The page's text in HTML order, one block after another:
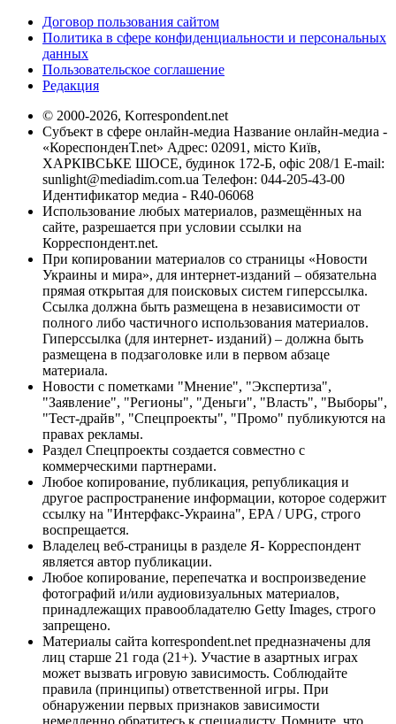
Договор пользования сайтом
Политика в сфере конфиденциальности и персональных
данных
Пользовательское соглашение
Редакция
© 2000-2026, Korrespondent.net
Субъект в сфере онлайн-медиа Название онлайн-медиа -
«КореспонденТ.net» Адрес: 02091, місто Київ,
ХАРКІВСЬКЕ ШОСЕ, будинок 172-Б, офіс 208/1 E-mail:
sunlight@mediadim.com.ua Телефон: 044-205-43-00
Идентификатор медиа - R40-06068
Использование любых материалов, размещённых на
сайте, разрешается при условии ссылки на
Корреспондент.net.
При копировании материалов со страницы «Новости
Украины и мира», для интернет-изданий – обязательна
прямая открытая для поисковых систем гиперссылка.
Ссылка должна быть размещена в независимости от
полного либо частичного использования материалов.
Гиперссылка (для интернет- изданий) – должна быть
размещена в подзаголовке или в первом абзаце
материала.
Новости с пометками "Мнение", "Экспертиза",
"Заявление", "Регионы", "Деньги", "Власть", "Выборы",
"Тест-драйв", "Спецпроекты", "Промо" публикуются на
правах рекламы.
Раздел Спецпроекты создается совместно с
коммерческими партнерами.
Любое копирование, публикация, републикация и
другое распространение информации, которое содержит
ссылку на "Интерфакс-Украина", EPA / UPG, строго
воспрещается.
Владелец веб-страницы в разделе Я- Корреспондент
является автор публикации.
Любое копирование, перепечатка и воспроизведение
фотографий и/или аудиовизуальных материалов,
принадлежащих правообладателю Getty Images, строго
запрещено.
Материалы сайта korrespondent.net предназначены для
лиц старше 21 года (21+). Участие в азартных играх
может вызвать игровую зависимость. Соблюдайте
правила (принципы) ответственной игры. При
обнаружении первых признаков зависимости
немедленно обратитесь к специалисту. Помните, что